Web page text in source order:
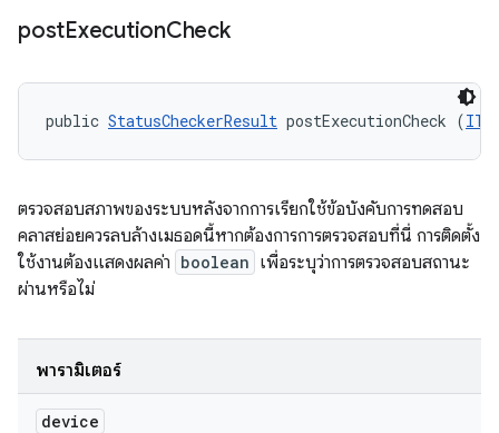
postExecutionCheck
public StatusCheckerResult postExecutionCheck (
ตรวจสอบสภาพของระบบหลังจากการเรียกใช้ข้อบังคับการทดสอบ
คลาสย่อยควรลบล้างเมธอดนี้หากต้องการการตรวจสอบที่นี่ การติดตั้ง
ใช้งานต้องแสดงผลค่า boolean เพื่อระบุว่าการตรวจสอบสถานะ
ผ่านหรือไม่
พารามิเตอร์
device